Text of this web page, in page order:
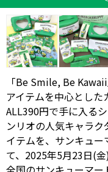
「Be Smile, Be
アイテムを中心とした
ALL390円で手に入る
ンリオの人気キャラ
イテムを、サンキュ
て、2025年5月23日(